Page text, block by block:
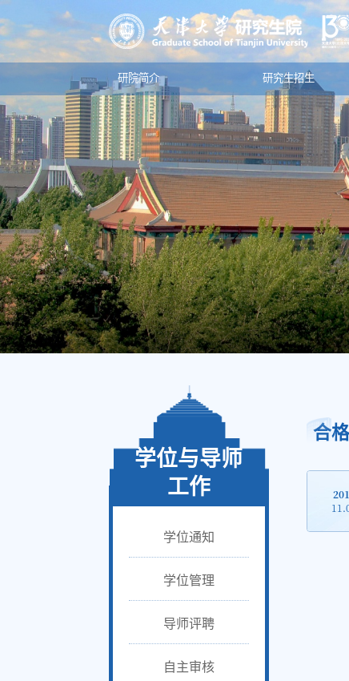
研院简介 研究生招生
学位与导师
工作
学位通知
学位管理
导师评聘
自主审核
合